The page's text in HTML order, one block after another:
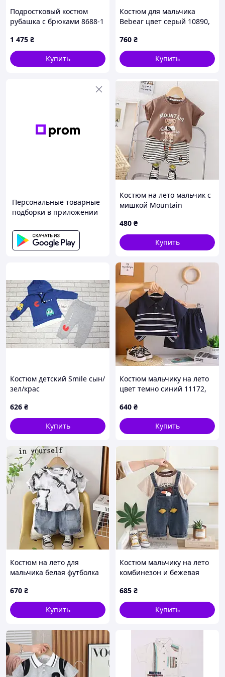
Подростковый костюм
рубашка с брюками 8688-1
1 475 ₴
Купить
Костюм для мальчика
Bebear цвет серый 10890,
760 ₴
Купить
Персональные товарные
подборки в приложении
Костюм на лето мальчик с
мишкой Mountain
шорты в полоску 10498,
Размер 120
480 ₴
Купить
Костюм детский Smile сын/
зел/крас
626 ₴
Купить
Костюм мальчику на лето
цвет темно синий 11172,
640 ₴
Купить
Костюм на лето для
мальчика белая футболка
670 ₴
Купить
Костюм мальчику на лето
комбинезон и бежевая
120
685 ₴
Купить